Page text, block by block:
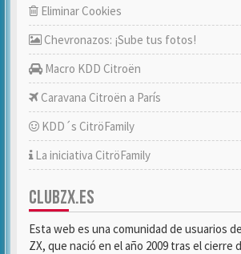
Eliminar Cookies
Chevronazos: ¡Sube tus fotos!
Macro KDD Citroën
Caravana Citroën a París
KDD´s CitröFamily
La iniciativa CitröFamily
CLUBZX.ES
Esta web es una comunidad de usuarios
ZX, que nació en el año 2009 tras el cierre